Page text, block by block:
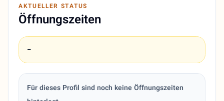
AKTUELLER STATUS
Öffnungszeiten
-
Für dieses Profil sind noch keine Öffnungszeiten